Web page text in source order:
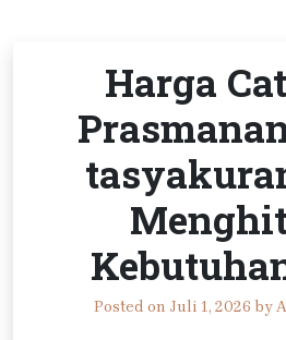
Harga
Posted on Juli 1, 2026 by